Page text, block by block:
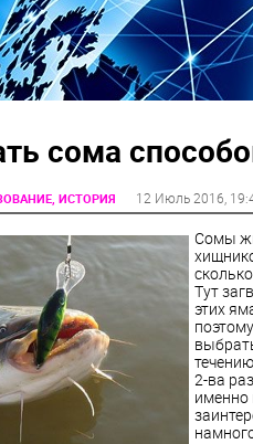
сома
ИСТОРИЯ 12 Июль 2016 ,
Сомы
Тут
этих
2-ва
именно